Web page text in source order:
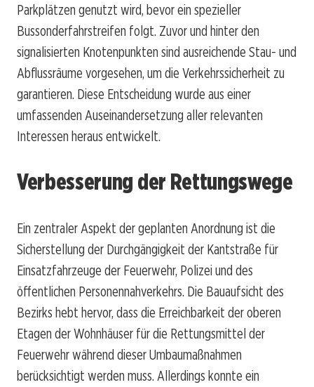
Parkplätzen genutzt wird, bevor ein spezieller
Bussonderfahrstreifen folgt. Zuvor und hinter den
signalisierten Knotenpunkten sind ausreichende Stau- und
Abflussräume vorgesehen, um die Verkehrssicherheit zu
garantieren. Diese Entscheidung wurde aus einer
umfassenden Auseinandersetzung aller relevanten
Interessen heraus entwickelt.
Verbesserung der Rettungswege
Ein zentraler Aspekt der geplanten Anordnung ist die
Sicherstellung der Durchgängigkeit der Kantstraße für
Einsatzfahrzeuge der Feuerwehr, Polizei und des
öffentlichen Personennahverkehrs. Die Bauaufsicht des
Bezirks hebt hervor, dass die Erreichbarkeit der oberen
Etagen der Wohnhäuser für die Rettungsmittel der
Feuerwehr während dieser Umbaumaßnahmen
berücksichtigt werden muss. Allerdings konnte ein